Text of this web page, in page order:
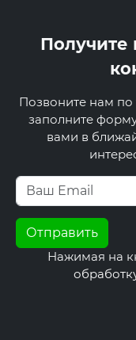
Получите
Позвоните нам по
заполните
вами в
Нажимая на